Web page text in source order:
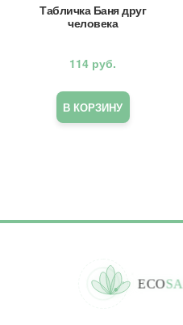
Табличка Баня друг
человека
114 руб.
В КОРЗИНУ
ECOSA